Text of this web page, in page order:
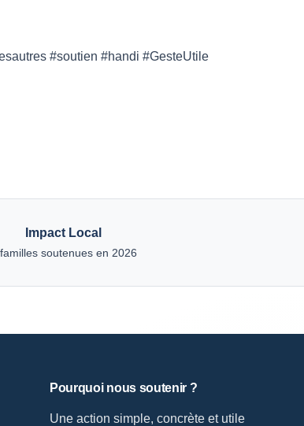
#soutien #handi #GesteUtile
Impact Local
soutenues en 2026
Pourquoi nous soutenir ?
Une action simple, concrète et utile